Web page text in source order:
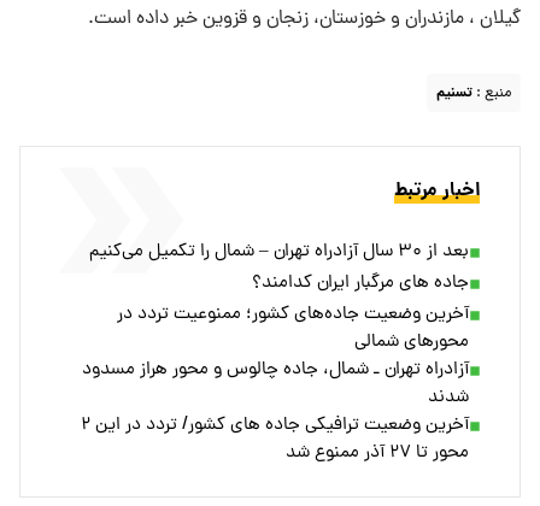
گیلان ، مازندران و خوزستان، زنجان و قزوین خبر داده است.
منبع : تسنیم
اخبار مرتبط
بعد از ۳۰ سال آزادراه تهران – شمال را تکمیل می‌کنیم
جاده های مرگبار ایران کدامند؟
آخرین وضعیت جاده‌های کشور؛ ممنوعیت تردد در
محورهای شمالی
آزادراه تهران ـ شمال، جاده چالوس و محور هراز مسدود
شدند
آخرین وضعیت ترافیکی جاده های کشور/ تردد در این ۲
محور تا ۲۷ آذر ممنوع شد